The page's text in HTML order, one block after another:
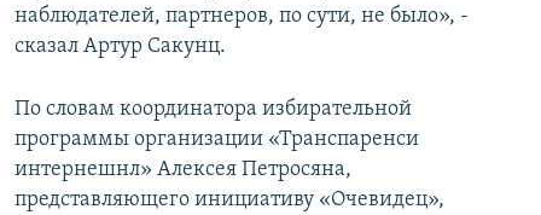
наблюдателей, партнеров, по сути, не было», -
сказал Артур Сакунц.
По словам координатора избирательной
программы организации «Транспаренси
интернешнл» Алексея Петросяна,
представляющего инициативу «Очевидец»,